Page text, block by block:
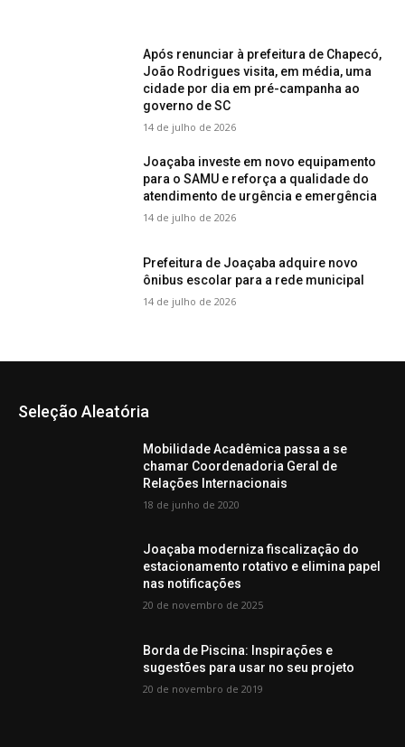
Após renunciar à prefeitura de Chapecó,
João Rodrigues visita, em média, uma
cidade por dia em pré-campanha ao
governo de SC
14 de julho de 2026
Joaçaba investe em novo equipamento
para o SAMU e reforça a qualidade do
atendimento de urgência e emergência
14 de julho de 2026
Prefeitura de Joaçaba adquire novo
ônibus escolar para a rede municipal
14 de julho de 2026
Seleção Aleatória
Mobilidade Acadêmica passa a se
chamar Coordenadoria Geral de
Relações Internacionais
18 de junho de 2020
Joaçaba moderniza fiscalização do
estacionamento rotativo e elimina papel
nas notificações
20 de novembro de 2025
Borda de Piscina: Inspirações e
sugestões para usar no seu projeto
20 de novembro de 2019